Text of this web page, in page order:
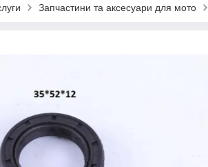
Запчастини та аксесуари для мото